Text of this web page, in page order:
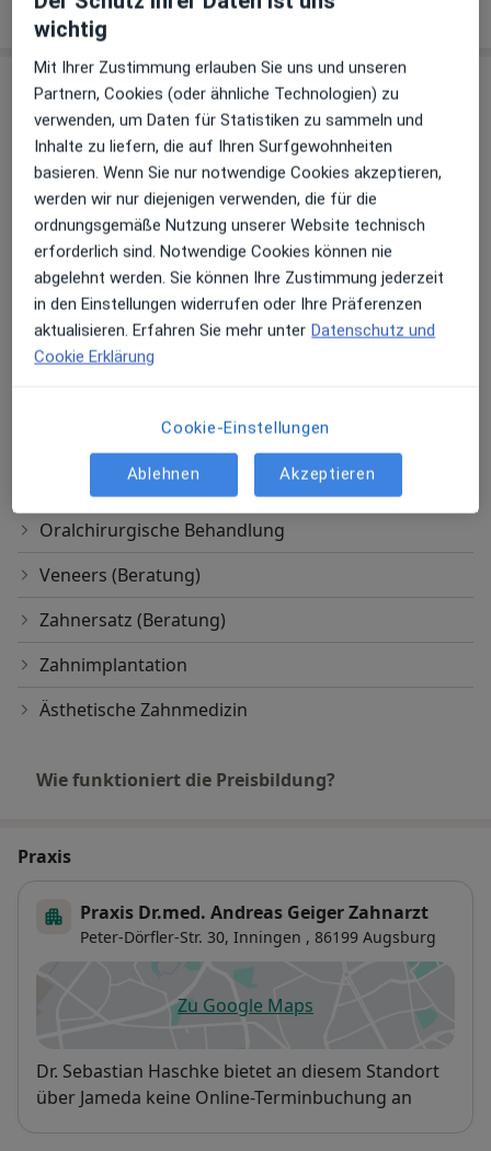
Prothetik
Leistungen & Kosten
Beliebte Leistungen
Allgemeine Sprechstunde
Peter-Dörfler-Str. 30, Augsburg
Praxis Dr.med. Andreas Geiger Zahnarzt
Peter-Dörfler-Str. 30, Augsburg
Praxis Dr.med. Andreas Geiger Zahnarzt
Erstuntersuchung (Neupatient/in)
Andere Leistungen
Implantologie
Oralchirurgische Behandlung
Veneers (Beratung)
Zahnersatz (Beratung)
Zahnimplantation
Ästhetische Zahnmedizin
Wie funktioniert die Preisbildung?
Praxis
Praxis Dr.med. Andreas Geiger Zahnarzt
Peter-Dörfler-Str. 30, Inningen , 86199 Augsburg
Zu Google Mapsöffnet in einer neuen
Verfügbarkeit
Dr. Sebastian Haschke bietet an diesem Standort
über Jameda keine Online-Terminbuchung an
wichtig
Mit Ihrer Zustimmung erlauben Sie uns und unseren
Partnern, Cookies (oder ähnliche Technologien) zu
verwenden, um Daten für Statistiken zu sammeln und
Inhalte zu liefern, die auf Ihren Surfgewohnheiten
basieren. Wenn Sie nur notwendige Cookies akzeptieren,
werden wir nur diejenigen verwenden, die für die
ordnungsgemäße Nutzung unserer Website technisch
erforderlich sind. Notwendige Cookies können nie
abgelehnt werden. Sie können Ihre Zustimmung jederzeit
in den Einstellungen widerrufen oder Ihre Präferenzen
aktualisieren. Erfahren Sie mehr unter Datenschutz und
Cookie Erklärung
Cookie-Einstellungen
Ablehnen Akzeptieren